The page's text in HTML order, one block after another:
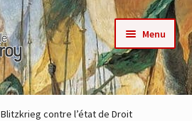
Menu
Blitzkrieg contre l’état de Droit